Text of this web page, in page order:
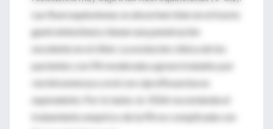
Las fluoroquinolonas se absorben bien en el tracto
gastrointestinal y tienen una penetración
excelente en el riñón. La evolución clínica de los
pacientes con PA moderada a grave tratados por
vía intravenosa u oral con ciprofloxacina es
equivalente. Por lo tanto, la IDSA recomienda el
tratamiento empírico de la PA no complicada con